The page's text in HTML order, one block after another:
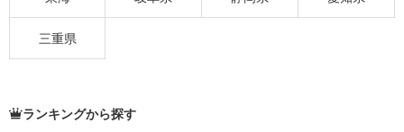
三重県
ランキングから探す